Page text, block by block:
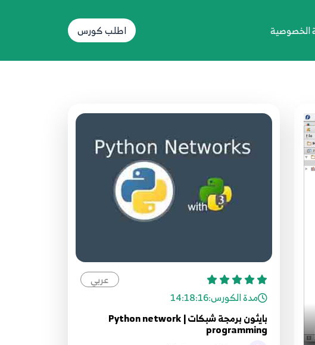
الخصوصية اطلب كورس
عربي
مدة الكورس:14:18:16
بايثون برمجة شبكات | Python network
programming
61.61 Python network programming
62.62 Python network programming
Httplib
63.63 Python network programming
70
64.64 Python network programming
Httpserver
65.65 Python network programming